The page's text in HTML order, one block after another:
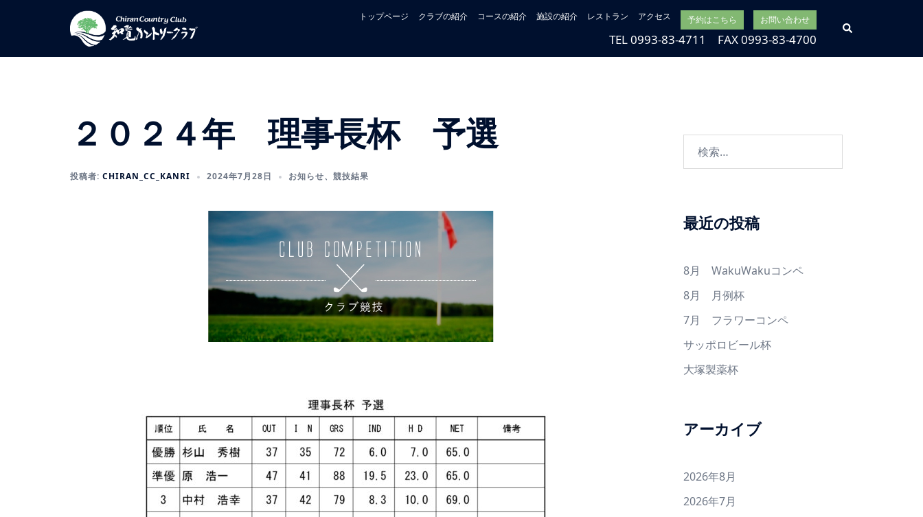
ン
トップページ クラブの紹介 コースの紹介 施設の紹介 レストラン アクセス 予約はこちら お問い合わせ
TEL 0993-83-4711 FAX 0993-83-4700
検
索
２０２４年 理事長杯 予選
投稿者: CHIRAN_CC_KANRI 2024年7月28日 お知らせ、 競技結果
最近の投稿
8月 WakuWakuコンペ
8月 月例杯
7月 フラワーコンペ
サッポロビール杯
大塚製薬杯
アーカイブ
2026年8月
2026年7月